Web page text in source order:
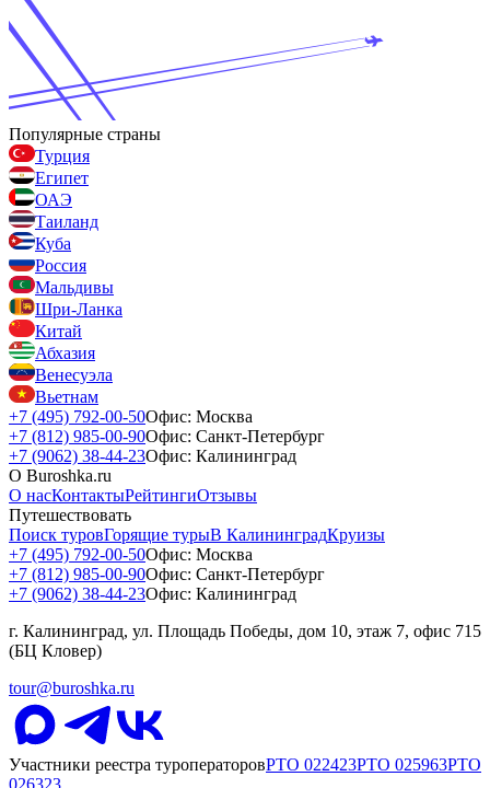
Популярные страны
Турция
Египет
ОАЭ
Таиланд
Куба
Россия
Мальдивы
Шри-Ланка
Китай
Абхазия
Венесуэла
Вьетнам
+7 (495) 792-00-50Офис: Москва
+7 (812) 985-00-90Офис: Санкт-Петербург
+7 (9062) 38-44-23Офис: Калининград
О Buroshka.ru
О насКонтактыРейтингиОтзывы
Путешествовать
Поиск туровГорящие турыВ КалининградКруизы
+7 (495) 792-00-50Офис: Москва
+7 (812) 985-00-90Офис: Санкт-Петербург
+7 (9062) 38-44-23Офис: Калининград
г. Калининград, ул. Площадь Победы, дом 10, этаж 7, офис 715
(БЦ Кловер)
tour@buroshka.ru
Участники реестра туроператоровРТО 022423РТО 025963РТО
026323